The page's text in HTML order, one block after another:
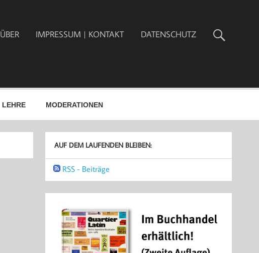
ÜBER IMPRESSUM | KONTAKT DATENSCHUTZ
LEHRE MODERATIONEN
AUF DEM LAUFENDEN BLEIBEN:
RSS - Beiträge